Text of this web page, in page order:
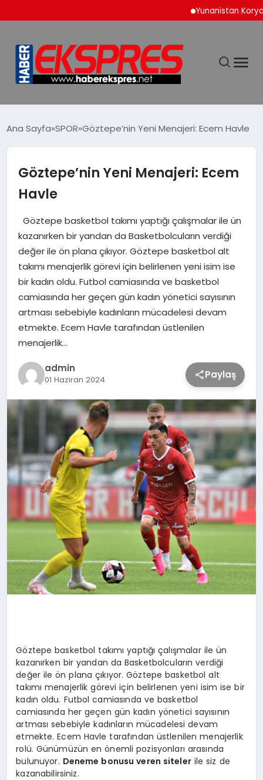
Yunanistan
SİYASET
SPOR
YAŞAM
TEKNOLOJİ
SAĞLIK
MAGAZİN
EĞİTİM
Ana Sayfa SPOR Göztepe’nin Yeni Menajeri: Ecem Havle
Göztepe’nin Yeni Menajeri: Ecem
Havle
Göztepe basketbol takımı yaptığı çalışmalar ile ün
kazanırken bir yandan da Basketbolcuların verdiği
değer ile ön plana çıkıyor. Göztepe basketbol alt
takımı menajerlik görevi için belirlenen yeni isim ise
bir kadın oldu. Futbol camiasında ve basketbol
camiasında her geçen gün kadın yönetici sayısının
artması sebebiyle kadınların mücadelesi devam
etmekte. Ecem Havle tarafından üstlenilen
menajerlik…
admin
01 Haziran 2024 Paylaş
Göztepe basketbol takımı yaptığı çalışmalar ile ün
kazanırken bir yandan da Basketbolcuların verdiği
değer ile ön plana çıkıyor. Göztepe basketbol alt
takımı menajerlik görevi için belirlenen yeni isim ise bir
kadın oldu. Futbol camiasında ve basketbol
camiasında her geçen gün kadın yönetici sayısının
artması sebebiyle kadınların mücadelesi devam
etmekte. Ecem Havle tarafından üstlenilen menajerlik
rolü. Günümüzün en önemli pozisyonları arasında
bulunuyor. Deneme bonusu veren sitelerile siz de
kazanabilirsiniz.